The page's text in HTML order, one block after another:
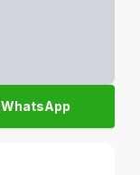
WhatsApp